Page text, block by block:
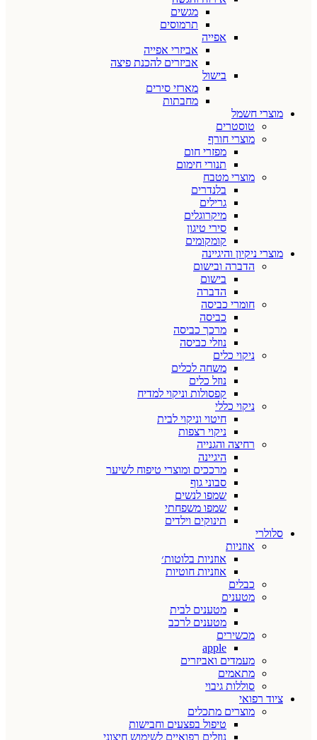
מגשים
תרמוסים
אפייה
אביזרי אפייה
אביזרים להכנת פיצה
בישול
מארזי סירים
מחבתות
מוצרי חשמל
טוסטרים
מוצרי חורף
מפזרי חום
תנורי חימום
מוצרי מטבח
בלנדרים
גרילים
מיקרוגלים
סירי טיגון
קומקומים
מוצרי ניקיון והיגיינה
הדברה ובישום
בישום
הדברה
חומרי כביסה
כביסה
מרכך כביסה
נוזלי כביסה
ניקוי כלים
משחה לכלים
נוזל כלים
קפסולות וניקוי למדיח
ניקוי כללי
חיטוי וניקוי לבית
ניקוי רצפות
רחיצה והגנייה
היגיינה
מרככים ומוצרי טיפוח לשיער
סבוני גוף
שמפו לנשים
שמפו משפחתי
תינוקים וילדים
סלולרי
אוזניות
אוזניות בלוטות׳
אוזניות חוטיות
כבלים
מטענים
מטענים לבית
מטענים לרכב
מכשירים
apple
מעמדים ואביזרים
מתאמים
סוללות גיבוי
ציוד רפואי
מוצרים מתכלים
טיפול בפצעים וחבישות
נוזלים רפואיים לשימוש חיצוני